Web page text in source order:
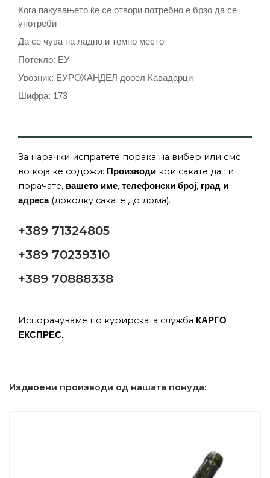
Кога пакувањето ќе се отвори потребно е брзо да се
употреби
Да се чува на ладно и темно место
Потекло: ЕУ
Увозник: ЕУРОХАНДЕЛ дооел Кавадарци
Шифра: 173
За нарачки испратете порака на вибер или смс
во која ке содржи: Производи кои сакате да ги
порачате, вашето име, телефонски број, град и
адреса(доколку сакате до дома).
+389 71324805
+389 70239310
+389 70888338
Испорачуваме по курирската служба КАРГО
ЕКСПРЕС.
Издвоени производи од нашата понуда: